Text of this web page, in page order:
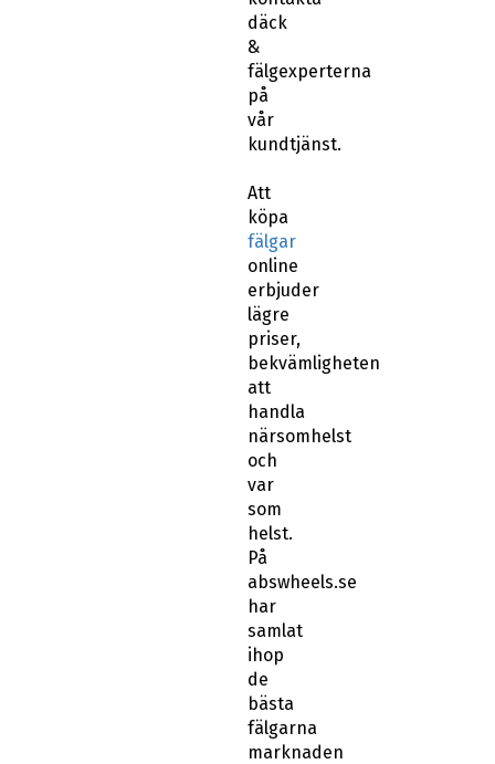
däck
&
fälgexperterna
på
vår
kundtjänst.
Att
köpa
fälgar
online
erbjuder
lägre
priser,
bekvämligheten
att
handla
närsomhelst
och
var
som
helst.
På
abswheels.se
har
samlat
ihop
de
bästa
fälgarna
marknaden